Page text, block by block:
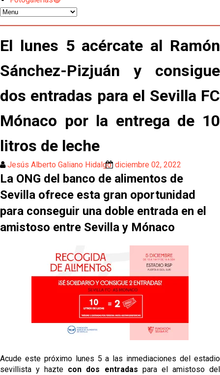
Odysseas Vlachodimos: “El objetivo es mejorar la
temporada pasada”
El Sevilla FC empieza a inscribir a los nuevos
fichajes
Opinión | "Carta abierta a Alberto Flores" por Rafa
Análisis I Quién es y cómo juega Fran González
Endrick y Marc Bernal protagonizan las ofertas más
destacadas del día
El Sevilla Juvenil A última detalles en Canarias para
su debut en la Cantalejo Province Cup
La cita ante el Espanyol a domicilio ya tiene horario
El dato que destaca a Agoumé entre las cinco
Juanlu de vuelta a Sevilla para cerrar su fichaje a la
El Granada negocia con el Sevilla FC por Alberto
El Sevilla continúa con despidos y rechaza una
oferta de 420 millones por el club
para el ataque nervionense
El lunes 5 acércate al Ramón
Sánchez-Pizjuán y consigue
dos entradas para el Sevilla FC
Mónaco por la entrega de 10
litros de leche
Jesús Alberto Galiano Hidalgo diciembre 02, 2022
La ONG del banco de alimentos de
Sevilla ofrece esta gran oportunidad
para conseguir una doble entrada en el
amistoso entre Sevilla y Mónaco
Acude este próximo lunes 5 a las inmediaciones del estadio
sevillista y hazte con dos entradas para el amistoso del